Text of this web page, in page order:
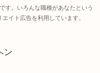
す。いろんな職種があなたという
イト広告を利用しています。
ン